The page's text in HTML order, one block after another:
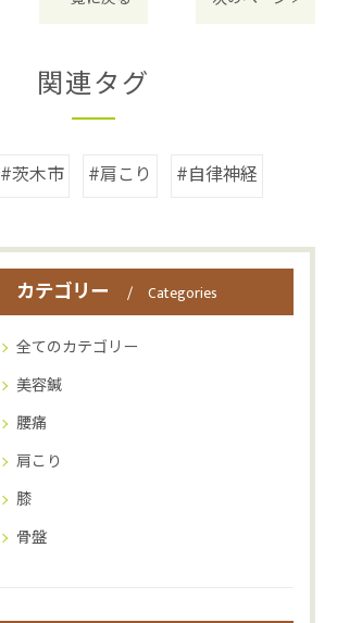
関連タグ
#茨木市 #肩こり #自律神経
カテゴリー Categories
全てのカテゴリー
美容鍼
腰痛
肩こり
膝
骨盤